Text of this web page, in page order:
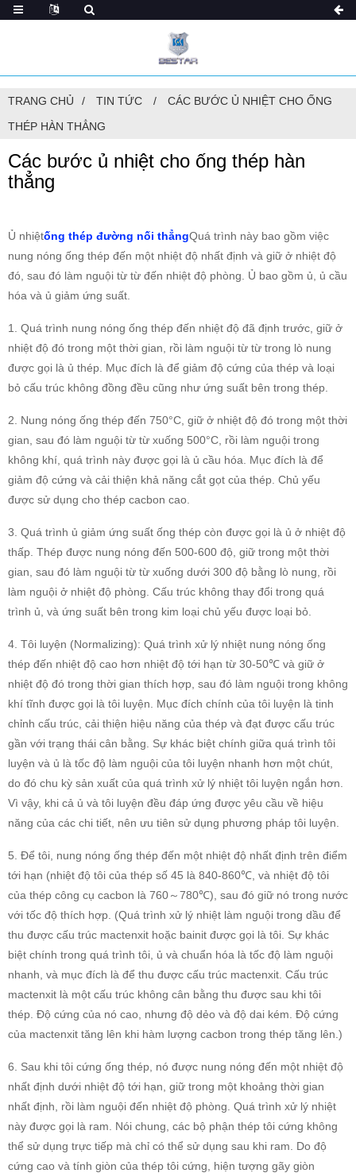
TRANG CHỦ TIN TỨC
CÁC BƯỚC Ủ NHIỆT CHO ỐNG
THÉP HÀN THẲNG
Các bước ủ nhiệt cho ống thép hàn
thẳng
Ủ nhiệtống thép đường nối thẳngQuá trình này bao gồm việc
nung nóng ống thép đến một nhiệt độ nhất định và giữ ở nhiệt độ
đó, sau đó làm nguội từ từ đến nhiệt độ phòng. Ủ bao gồm ủ, ủ cầu
hóa và ủ giảm ứng suất.
1. Quá trình nung nóng ống thép đến nhiệt độ đã định trước, giữ ở
nhiệt độ đó trong một thời gian, rồi làm nguội từ từ trong lò nung
được gọi là ủ thép. Mục đích là để giảm độ cứng của thép và loại
bỏ cấu trúc không đồng đều cũng như ứng suất bên trong thép.
2. Nung nóng ống thép đến 750°C, giữ ở nhiệt độ đó trong một thời
gian, sau đó làm nguội từ từ xuống 500°C, rồi làm nguội trong
không khí, quá trình này được gọi là ủ cầu hóa. Mục đích là để
giảm độ cứng và cải thiện khả năng cắt gọt của thép. Chủ yếu
được sử dụng cho thép cacbon cao.
3. Quá trình ủ giảm ứng suất ống thép còn được gọi là ủ ở nhiệt độ
thấp. Thép được nung nóng đến 500-600 độ, giữ trong một thời
gian, sau đó làm nguội từ từ xuống dưới 300 độ bằng lò nung, rồi
làm nguội ở nhiệt độ phòng. Cấu trúc không thay đổi trong quá
trình ủ, và ứng suất bên trong kim loại chủ yếu được loại bỏ.
4. Tôi luyện (Normalizing): Quá trình xử lý nhiệt nung nóng ống
thép đến nhiệt độ cao hơn nhiệt độ tới hạn từ 30-50℃ và giữ ở
nhiệt độ đó trong thời gian thích hợp, sau đó làm nguội trong không
khí tĩnh được gọi là tôi luyện. Mục đích chính của tôi luyện là tinh
chỉnh cấu trúc, cải thiện hiệu năng của thép và đạt được cấu trúc
gần với trạng thái cân bằng. Sự khác biệt chính giữa quá trình tôi
luyện và ủ là tốc độ làm nguội của tôi luyện nhanh hơn một chút,
do đó chu kỳ sản xuất của quá trình xử lý nhiệt tôi luyện ngắn hơn.
Vì vậy, khi cả ủ và tôi luyện đều đáp ứng được yêu cầu về hiệu
năng của các chi tiết, nên ưu tiên sử dụng phương pháp tôi luyện.
5. Để tôi, nung nóng ống thép đến một nhiệt độ nhất định trên điểm
tới hạn (nhiệt độ tôi của thép số 45 là 840-860℃, và nhiệt độ tôi
của thép công cụ cacbon là 760～780℃), sau đó giữ nó trong nước
với tốc độ thích hợp. (Quá trình xử lý nhiệt làm nguội trong dầu để
thu được cấu trúc mactenxit hoặc bainit được gọi là tôi. Sự khác
biệt chính trong quá trình tôi, ủ và chuẩn hóa là tốc độ làm nguội
nhanh, và mục đích là để thu được cấu trúc mactenxit. Cấu trúc
mactenxit là một cấu trúc không cân bằng thu được sau khi tôi
thép. Độ cứng của nó cao, nhưng độ dẻo và độ dai kém. Độ cứng
của mactenxit tăng lên khi hàm lượng cacbon trong thép tăng lên.)
6. Sau khi tôi cứng ống thép, nó được nung nóng đến một nhiệt độ
nhất định dưới nhiệt độ tới hạn, giữ trong một khoảng thời gian
nhất định, rồi làm nguội đến nhiệt độ phòng. Quá trình xử lý nhiệt
này được gọi là ram. Nói chung, các bộ phận thép tôi cứng không
thể sử dụng trực tiếp mà chỉ có thể sử dụng sau khi ram. Do độ
cứng cao và tính giòn của thép tôi cứng, hiện tượng gãy giòn